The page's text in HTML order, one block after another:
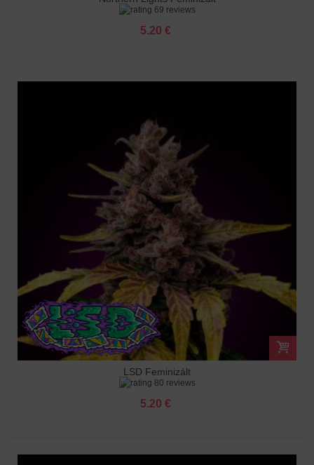
69 reviews
5.20 €
LSD Feminizált
80 reviews
5.20 €